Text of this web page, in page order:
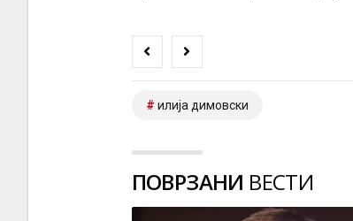
илија димовски
ПОВРЗАНИ ВЕСТИ